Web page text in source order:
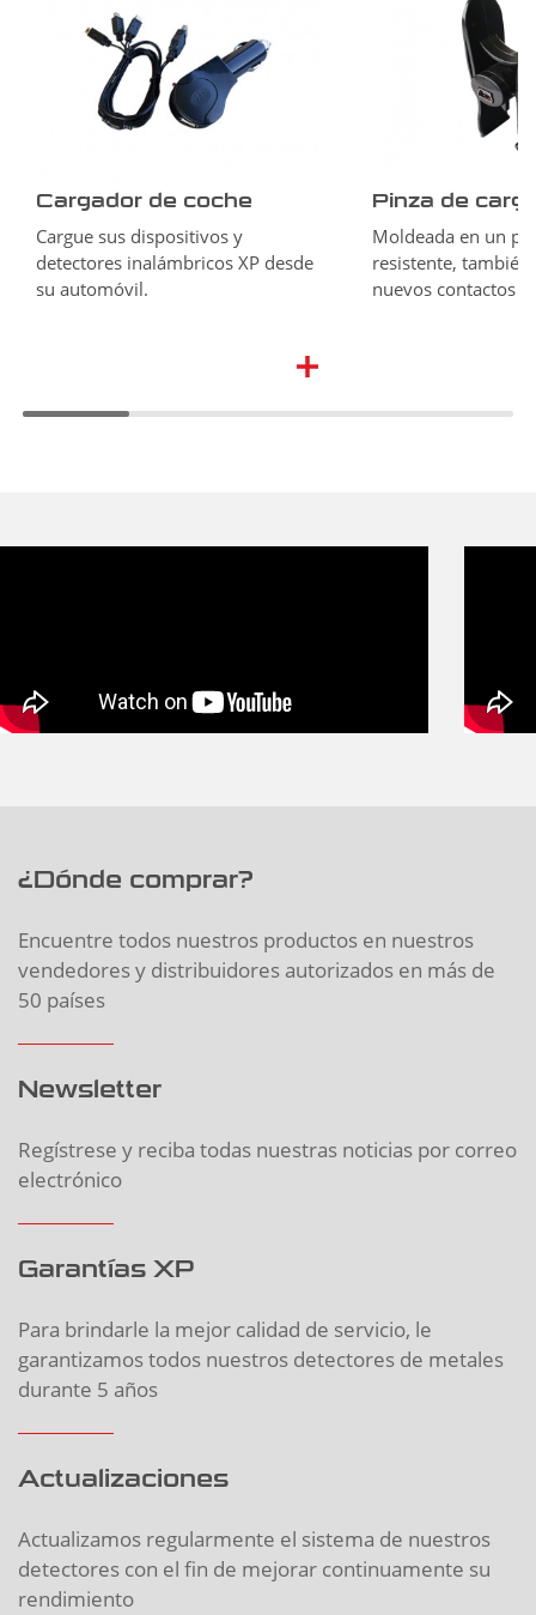
Cargador de coche
Cargue sus dispositivos y
detectores inalámbricos XP desde
su automóvil.
Pinza de
Moldeada en un
resistente, también
nuevos contactos
¿Dónde comprar?
Encuentre todos nuestros productos en nuestros
vendedores y distribuidores autorizados en más de
50 países
Newsletter
Regístrese y reciba todas nuestras noticias por correo
electrónico
Garantías XP
Para brindarle la mejor calidad de servicio, le
garantizamos todos nuestros detectores de metales
durante 5 años
Actualizaciones
Actualizamos regularmente el sistema de nuestros
detectores con el fin de mejorar continuamente su
rendimiento